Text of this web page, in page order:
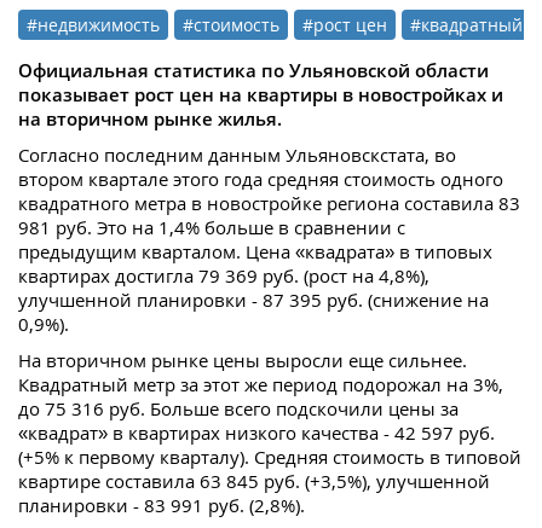
#недвижимость #стоимость #рост цен #квадратный
Официальная статистика по Ульяновской области
показывает рост цен на квартиры в новостройках и
на вторичном рынке жилья.
Согласно последним данным Ульяновскстата, во
втором квартале этого года средняя стоимость одного
квадратного метра в новостройке региона составила 83
981 руб. Это на 1,4% больше в сравнении с
предыдущим кварталом. Цена «квадрата» в типовых
квартирах достигла 79 369 руб. (рост на 4,8%),
улучшенной планировки - 87 395 руб. (снижение на
0,9%).
На вторичном рынке цены выросли еще сильнее.
Квадратный метр за этот же период подорожал на 3%,
до 75 316 руб. Больше всего подскочили цены за
«квадрат» в квартирах низкого качества - 42 597 руб.
(+5% к первому кварталу). Средняя стоимость в типовой
квартире составила 63 845 руб. (+3,5%), улучшенной
планировки - 83 991 руб. (2,8%).